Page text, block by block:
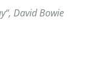
David Bowie